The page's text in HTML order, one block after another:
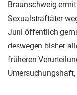
Braunschweig
Sexualstraftäter
Juni öffentlich
deswegen bisher
früheren